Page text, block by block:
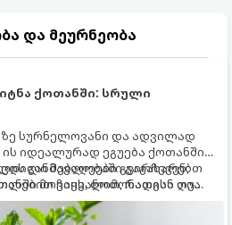
და მეურნეობა
ქოთანში: სრული
სურნელოვანი და ადვილად
იდეალურად ეგუება ქოთანში
მებაღეები გვირჩევენ,
მოვიყვანოთ, რადგან ღია
ის ფესვებით ძალიან
მცენარეებს ავიწროებს.
განმავლობაში გაგახარებთ
ჩაის, ლიმონათისა თუ